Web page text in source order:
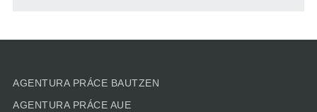
AGENTURA PRÁCE BAUTZEN
AGENTURA PRÁCE AUE